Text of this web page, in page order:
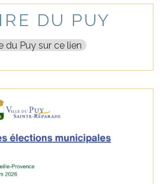
DU PUY
du Puy sur ce lien